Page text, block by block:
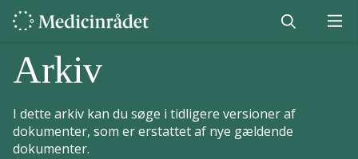
Arkiv
I dette arkiv kan du søge i tidligere versioner af
dokumenter, som er erstattet af nye gældende
dokumenter.